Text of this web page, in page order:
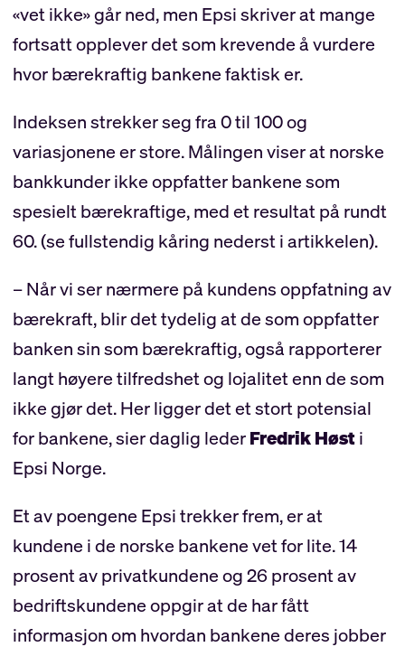
«vet ikke» går ned, men Epsi skriver at mange
fortsatt opplever det som krevende å vurdere
hvor bærekraftig bankene faktisk er.
Indeksen strekker seg fra 0 til 100 og
variasjonene er store. Målingen viser at norske
bankkunder ikke oppfatter bankene som
spesielt bærekraftige, med et resultat på rundt
60. (se fullstendig kåring nederst i artikkelen).
– Når vi ser nærmere på kundens oppfatning av
bærekraft, blir det tydelig at de som oppfatter
banken sin som bærekraftig, også rapporterer
langt høyere tilfredshet og lojalitet enn de som
ikke gjør det. Her ligger det et stort potensial
for bankene, sier daglig lederFredrik Høsti
Epsi Norge.
Et av poengene Epsi trekker frem, er at
kundene i de norske bankene vet for lite. 14
prosent av privatkundene og 26 prosent av
bedriftskundene oppgir at de har fått
informasjon om hvordan bankene deres jobber